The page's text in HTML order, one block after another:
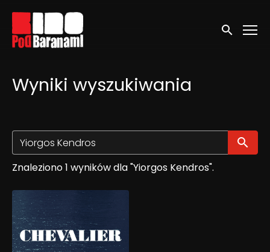
Linki ułatwień dostępu
Wyszukaj
Wyniki wyszukiwania
Znaleziono 1 wyników dla "Yiorgos Kendros".